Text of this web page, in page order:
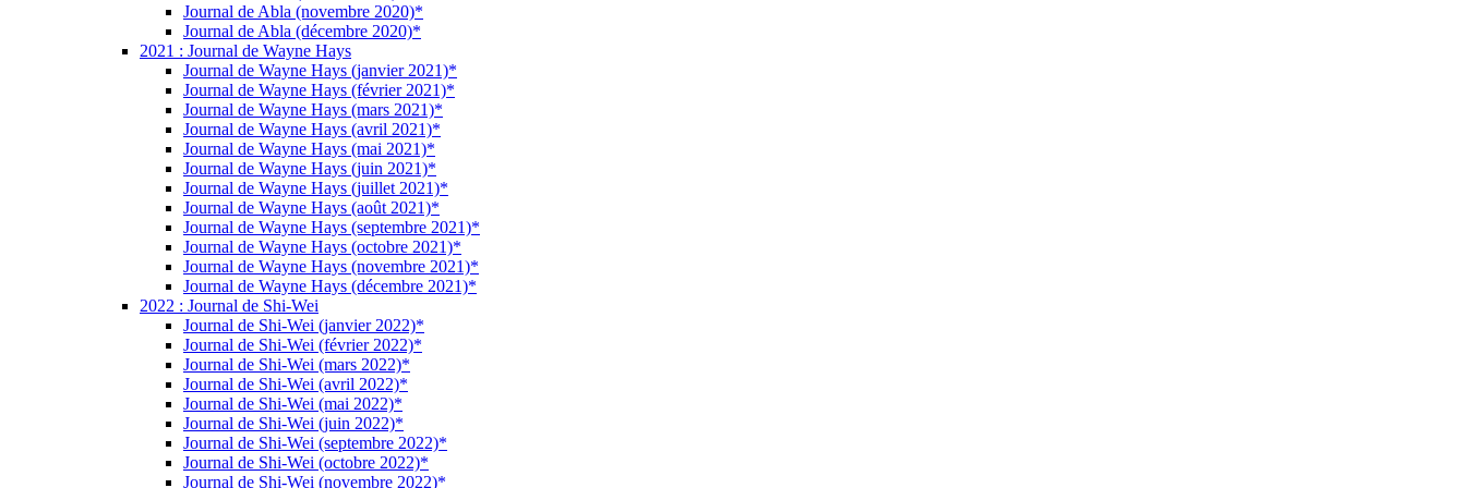
Journal de Abla (novembre 2020)*
Journal de Abla (décembre 2020)*
2021 : Journal de Wayne Hays
Journal de Wayne Hays (janvier 2021)*
Journal de Wayne Hays (février 2021)*
Journal de Wayne Hays (mars 2021)*
Journal de Wayne Hays (avril 2021)*
Journal de Wayne Hays (mai 2021)*
Journal de Wayne Hays (juin 2021)*
Journal de Wayne Hays (juillet 2021)*
Journal de Wayne Hays (août 2021)*
Journal de Wayne Hays (septembre 2021)*
Journal de Wayne Hays (octobre 2021)*
Journal de Wayne Hays (novembre 2021)*
Journal de Wayne Hays (décembre 2021)*
2022 : Journal de Shi-Wei
Journal de Shi-Wei (janvier 2022)*
Journal de Shi-Wei (février 2022)*
Journal de Shi-Wei (mars 2022)*
Journal de Shi-Wei (avril 2022)*
Journal de Shi-Wei (mai 2022)*
Journal de Shi-Wei (juin 2022)*
Journal de Shi-Wei (septembre 2022)*
Journal de Shi-Wei (octobre 2022)*
Journal de Shi-Wei (novembre 2022)*